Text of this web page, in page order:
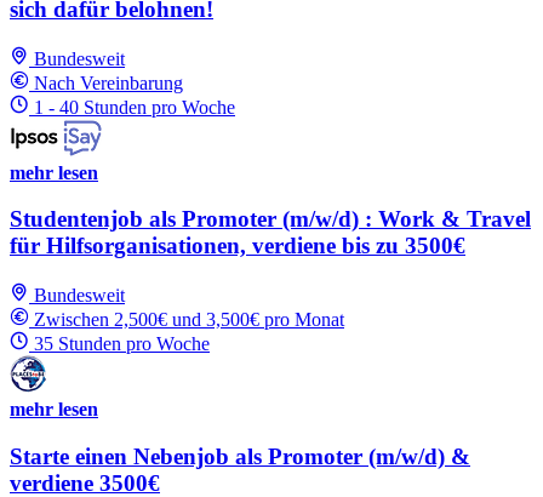
sich dafür belohnen!
Bundesweit
Nach Vereinbarung
1 - 40 Stunden pro Woche
mehr lesen
Studentenjob als Promoter (m/w/d) : Work & Travel
für Hilfsorganisationen, verdiene bis zu 3500€
Bundesweit
Zwischen 2,500€ und 3,500€ pro Monat
35 Stunden pro Woche
mehr lesen
Starte einen Nebenjob als Promoter (m/w/d) &
verdiene 3500€